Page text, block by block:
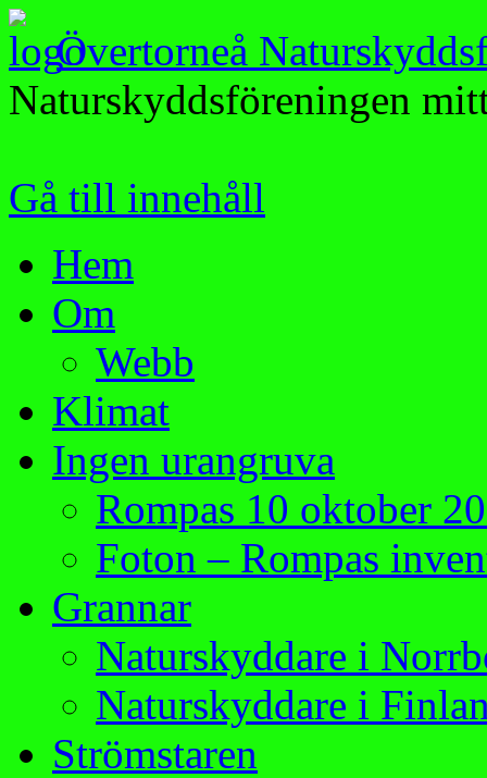
Övertorneå
Naturskyddsföreningen
Gå till innehåll
Hem
Om
Webb
Klimat
Ingen urangruva
Rompas 10 oktober
Foton – Rompas
Grannar
Naturskyddare i
Naturskyddare i
Strömstaren